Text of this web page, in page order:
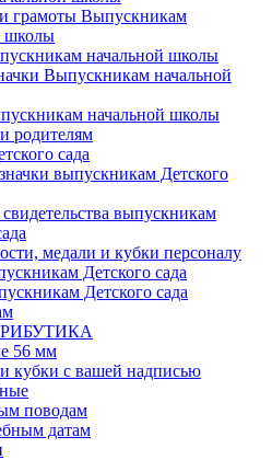
грамоты Выпускникам
школы
начальной школы
Выпускникам начальной
начальной школы
родителям
сада
выпускникам Детского
выпускникам
медали и кубки персоналу
Детского сада
Детского сада
56 мм
кубки с вашей надписью
поводам
датам